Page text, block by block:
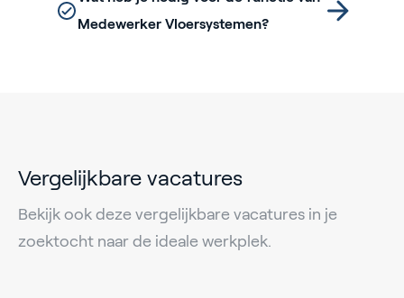
Medewerker Vloersystemen?
Vergelijkbare vacatures
Bekijk ook deze vergelijkbare vacatures in je
zoektocht naar de ideale werkplek.